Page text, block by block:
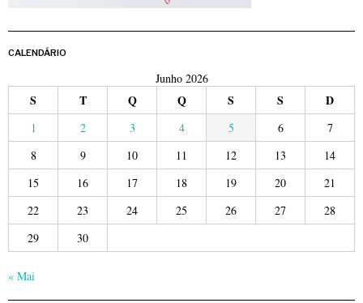
CALENDÁRIO
Junho 2026
S T Q Q S S D
1 2 3 4 5 6
7
8
9 10 11 12 13
14
15
16 17 18 19 20
21
22
23 24 25 26 27
28
29
30
« Mai